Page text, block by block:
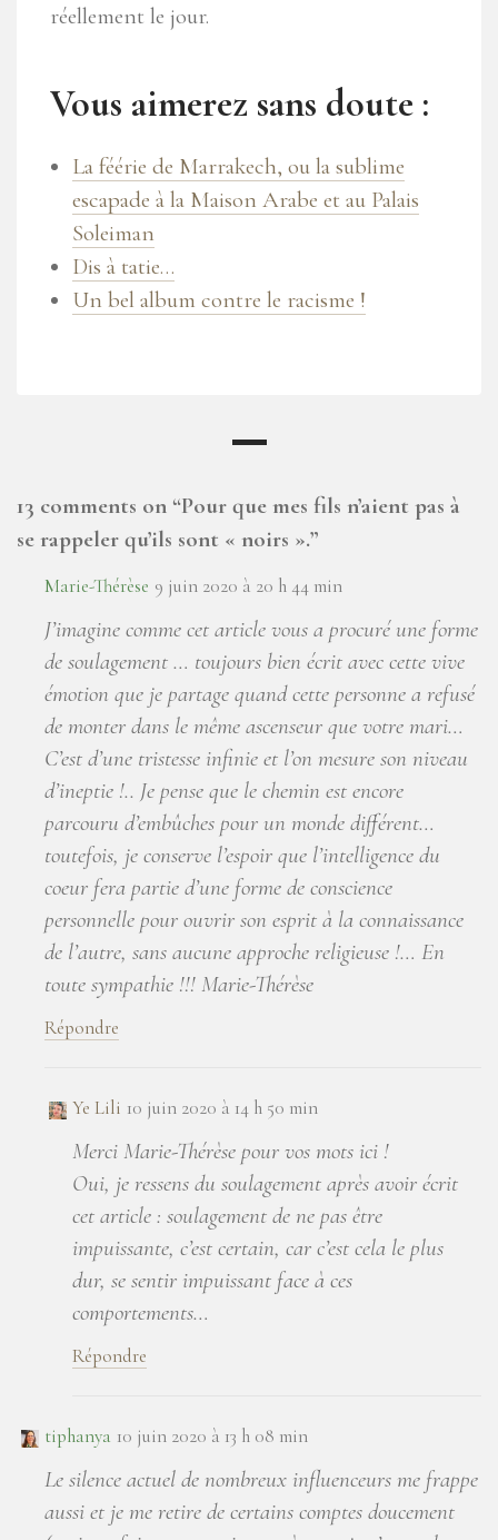
réellement le jour.
Vous aimerez sans doute :
La féérie de Marrakech, ou la sublime
escapade à la Maison Arabe et au Palais
Soleiman
Dis à tatie…
Un bel album contre le racisme !
13 comments on “Pour que mes fils n’aient pas à
se rappeler qu’ils sont « noirs ».”
Marie-Thérèse 9 juin 2020 à 20 h 44 min
J’imagine comme cet article vous a procuré une forme
de soulagement … toujours bien écrit avec cette vive
émotion que je partage quand cette personne a refusé
de monter dans le même ascenseur que votre mari…
C’est d’une tristesse infinie et l’on mesure son niveau
d’ineptie !.. Je pense que le chemin est encore
parcouru d’embûches pour un monde différent…
toutefois, je conserve l’espoir que l’intelligence du
coeur fera partie d’une forme de conscience
personnelle pour ouvrir son esprit à la connaissance
de l’autre, sans aucune approche religieuse !… En
toute sympathie !!! Marie-Thérèse
Répondre
Ye Lili 10 juin 2020 à 14 h 50 min
Merci Marie-Thérèse pour vos mots ici !
Oui, je ressens du soulagement après avoir écrit
cet article : soulagement de ne pas être
impuissante, c’est certain, car c’est cela le plus
dur, se sentir impuissant face à ces
comportements…
Répondre
tiphanya 10 juin 2020 à 13 h 08 min
Le silence actuel de nombreux influenceurs me frappe
aussi et je me retire de certains comptes doucement